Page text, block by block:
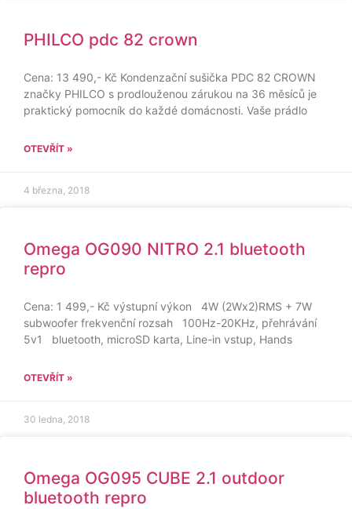
PHILCO pdc 82 crown
Cena: 13 490,- Kč Kondenzační sušička PDC 82 CROWN
značky PHILCO s prodlouženou zárukou na 36 měsíců je
praktický pomocník do každé domácnosti. Vaše prádlo
OTEVŘÍT »
4 března, 2018
Omega OG090 NITRO 2.1 bluetooth
repro
Cena: 1 499,- Kč výstupní výkon 4W (2Wx2)RMS + 7W
subwoofer frekvenční rozsah 100Hz-20KHz, přehrávání
5v1 bluetooth, microSD karta, Line-in vstup, Hands
OTEVŘÍT »
30 ledna, 2018
Omega OG095 CUBE 2.1 outdoor
bluetooth repro